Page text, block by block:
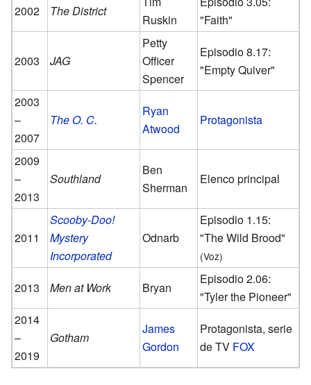
2002
The District
Ruskin
"Faith"
2003 JAG
Petty
Officer
Spencer
Episodio 8.17:
"Empty Quiver"
2003
–
2007
The O. C.
Ryan
Atwood
Protagonista
2009
–
2013
Southland
Ben
Sherman
Elenco principal
2011
Scooby-Doo!
Mystery
Incorporated
Odnarb
Episodio 1.15:
"The Wild Brood"
(Voz)
2013 Men at Work Bryan
Episodio 2.06:
"Tyler the Pioneer"
2014
–
2019
Gotham
James
Gordon
Protagonista, serie
de TV FOX